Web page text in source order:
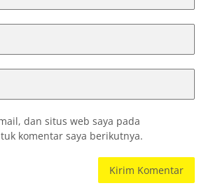
dan situs web saya pada
komentar saya berikutnya.